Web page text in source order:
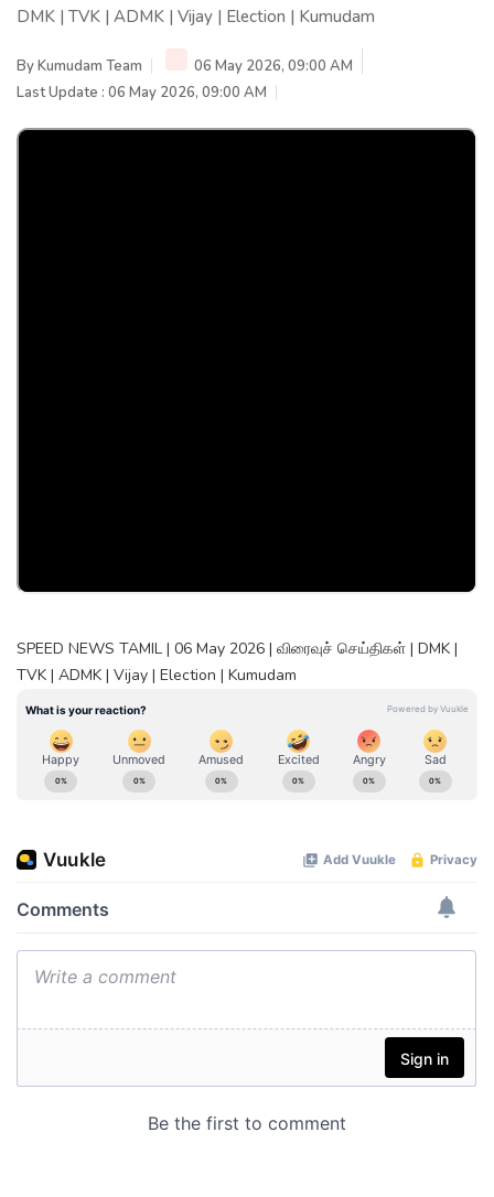
DMK | TVK | ADMK | Vijay | Election | Kumudam
ByKumudam Team
06 May 2026, 09:00 AM
Last Update : 06 May 2026, 09:00 AM
SPEED NEWS TAMIL | 06 May 2026 | விரைவுச் செய்திகள் | DMK |
TVK | ADMK | Vijay | Election | Kumudam